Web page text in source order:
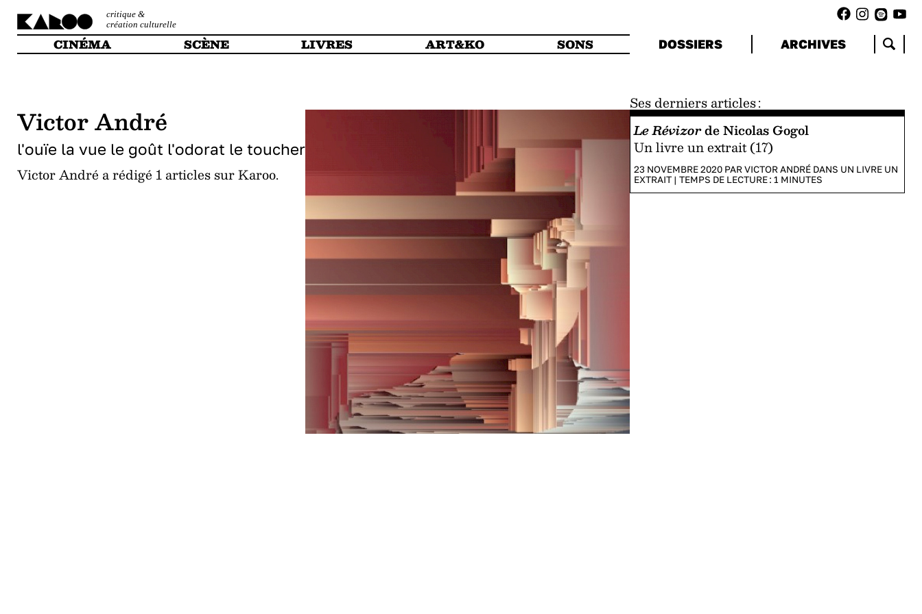
critique &
création culturelle
CINÉMA SCÈNE LIVRES ART&KO SONS DOSSIERS ARCHIVES
Victor André
l'ouïe la vue le goût l'odorat le toucher
Victor André a rédigé 1 articles sur Karoo.
Ses derniers articles :
Le Révizorde Nicolas Gogol
Un livre un extrait (17)
23 NOVEMBRE 2020 PARVICTOR ANDRÉDANS UN LIVRE UN
EXTRAIT| TEMPS DE LECTURE : 1 MINUTES